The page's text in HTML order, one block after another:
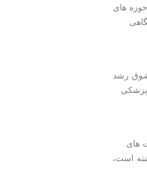
های
رشد
پزشكی
های
است،